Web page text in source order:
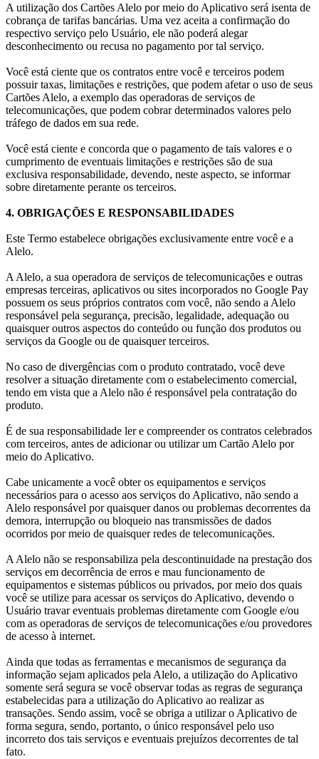
A utilização dos Cartões Alelo por meio do Aplicativo será isenta de
cobrança de tarifas bancárias. Uma vez aceita a confirmação do
respectivo serviço pelo Usuário, ele não poderá alegar
desconhecimento ou recusa no pagamento por tal serviço.
Você está ciente que os contratos entre você e terceiros podem
possuir taxas, limitações e restrições, que podem afetar o uso de seus
Cartões Alelo, a exemplo das operadoras de serviços de
telecomunicações, que podem cobrar determinados valores pelo
tráfego de dados em sua rede.
Você está ciente e concorda que o pagamento de tais valores e o
cumprimento de eventuais limitações e restrições são de sua
exclusiva responsabilidade, devendo, neste aspecto, se informar
sobre diretamente perante os terceiros.
4. OBRIGAÇÕES E RESPONSABILIDADES
Este Termo estabelece obrigações exclusivamente entre você e a
Alelo.
A Alelo, a sua operadora de serviços de telecomunicações e outras
empresas terceiras, aplicativos ou sites incorporados no Google Pay
possuem os seus próprios contratos com você, não sendo a Alelo
responsável pela segurança, precisão, legalidade, adequação ou
quaisquer outros aspectos do conteúdo ou função dos produtos ou
serviços da Google ou de quaisquer terceiros.
No caso de divergências com o produto contratado, você deve
resolver a situação diretamente com o estabelecimento comercial,
tendo em vista que a Alelo não é responsável pela contratação do
produto.
É de sua responsabilidade ler e compreender os contratos celebrados
com terceiros, antes de adicionar ou utilizar um Cartão Alelo por
meio do Aplicativo.
Cabe unicamente a você obter os equipamentos e serviços
necessários para o acesso aos serviços do Aplicativo, não sendo a
Alelo responsável por quaisquer danos ou problemas decorrentes da
demora, interrupção ou bloqueio nas transmissões de dados
ocorridos por meio de quaisquer redes de telecomunicações.
A Alelo não se responsabiliza pela descontinuidade na prestação dos
serviços em decorrência de erros e mau funcionamento de
equipamentos e sistemas públicos ou privados, por meio dos quais
você se utilize para acessar os serviços do Aplicativo, devendo o
Usuário travar eventuais problemas diretamente com Google e/ou
com as operadoras de serviços de telecomunicações e/ou provedores
de acesso à internet.
Ainda que todas as ferramentas e mecanismos de segurança da
informação sejam aplicados pela Alelo, a utilização do Aplicativo
somente será segura se você observar todas as regras de segurança
estabelecidas para a utilização do Aplicativo ao realizar as
transações. Sendo assim, você se obriga a utilizar o Aplicativo de
forma segura, sendo, portanto, o único responsável pelo uso
incorreto dos tais serviços e eventuais prejuízos decorrentes de tal
fato.